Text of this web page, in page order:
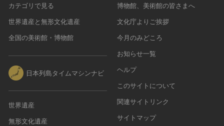
カテゴリで見る
世界遺産と無形文化遺産
全国の美術館・博物館
日本列島タイムマシンナビ
世界遺産
無形文化遺産
博物館、美術館の皆さまへ
文化庁よりご挨拶
今月のみどころ
お知らせ一覧
ヘルプ
このサイトについて
関連サイトリンク
サイトマップ